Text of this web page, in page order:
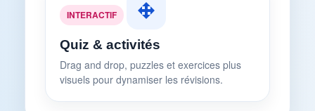
INTERACTIF
Quiz & activités
Drag and drop, puzzles et exercices plus
visuels pour dynamiser les révisions.